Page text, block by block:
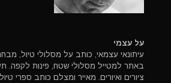
על עצמי
עיתונאי עצמאי, כותב על מסלולי טיול,
באתר למטייל מסלולי שטח, פינות לקפה.
ציורים ואיורים. מאייר ומצלם כותב ספרי